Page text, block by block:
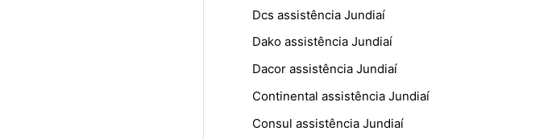
Dcs assistência Jundiaí
Dako assistência Jundiaí
Dacor assistência Jundiaí
Continental assistência Jundiaí
Consul assistência Jundiaí